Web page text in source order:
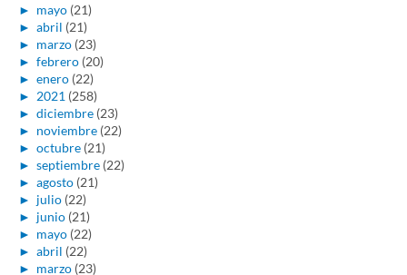
► mayo (21)
► abril (21)
► marzo (23)
► febrero (20)
► enero (22)
► 2021 (258)
► diciembre (23)
► noviembre (22)
► octubre (21)
► septiembre (22)
► agosto (21)
► julio (22)
► junio (21)
► mayo (22)
► abril (22)
► marzo (23)